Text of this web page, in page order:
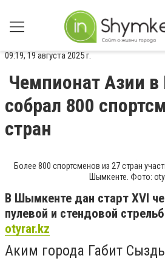
09:19, 19 августа 2025 г.
Чемпионат Азии
собрал 800
стран
Более 800 спортсменов из 27 стран
Шымкенте. Фото:
В Шымкенте дан старт XVI
пулевой и стендовой
otyrar.kz
Аким города Габит